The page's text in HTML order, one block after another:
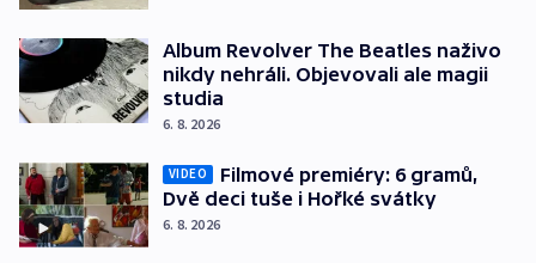
Album Revolver The Beatles naživo
nikdy nehráli. Objevovali ale magii
studia
6. 8. 2026
VIDEO
Filmové premiéry: 6 gramů,
Dvě deci tuše i Hořké svátky
6. 8. 2026